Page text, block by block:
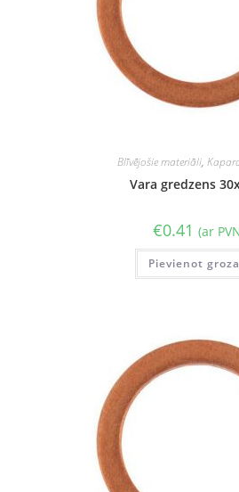
Blīvējošie materiāli,
Vara gredzens
€0.41 (ar
Pievienot